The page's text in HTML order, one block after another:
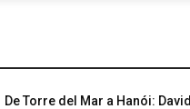
De Torre del Mar a Hanói: David